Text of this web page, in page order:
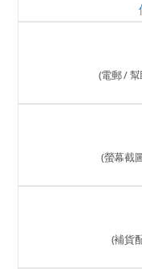
(電郵 /
(螢幕截
(補貨